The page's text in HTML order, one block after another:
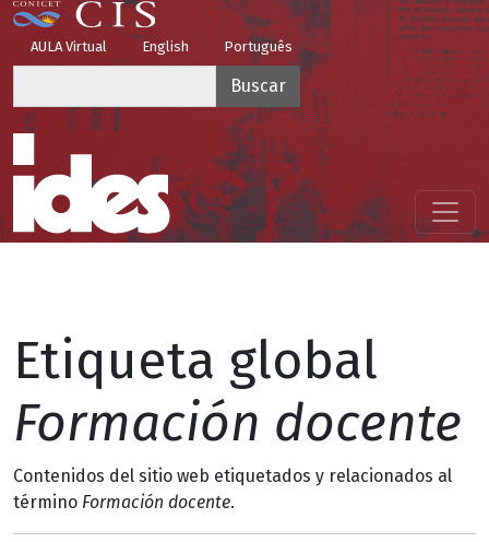
Pasar al contenido principal
Top Menu
AULA Virtual English Português
Menú principal
Etiqueta global
Formación docente
Contenidos del sitio web etiquetados y relacionados al
término Formación docente.